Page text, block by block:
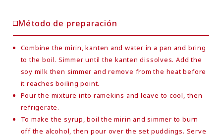
Método de preparación
Combine the mirin, kanten and water in a pan and bring
to the boil. Simmer until the kanten dissolves. Add the
soy milk then simmer and remove from the heat before
it reaches boiling point.
Pour the mixture into ramekins and leave to cool, then
refrigerate.
To make the syrup, boil the mirin and simmer to burn
off the alcohol, then pour over the set puddings. Serve